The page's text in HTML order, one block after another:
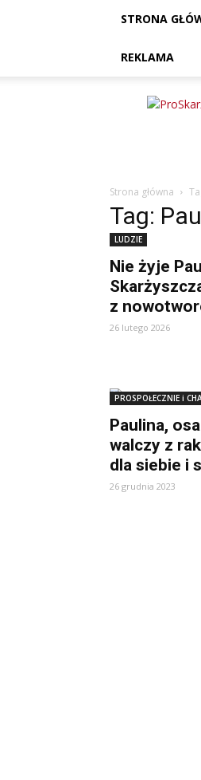
STRONA
REKLAMA
Strona główna
Tag:
LUDZIE
Nie żyje
z
26 lutego 2026
PROSPOŁECZNIE i
Paulina,
walczy z
dla siebie i
26 grudnia 2023